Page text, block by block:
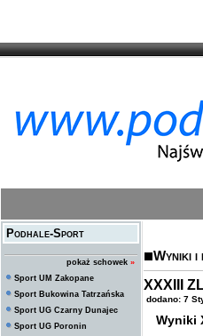
Podhale-Sport
pokaż schowek »
Sport UM Zakopane
Sport Bukowina Tatrzańska
Sport UG Czarny Dunajec
Sport UG Poronin
Wyniki i
XXXIII
dodano: 7
Wyniki